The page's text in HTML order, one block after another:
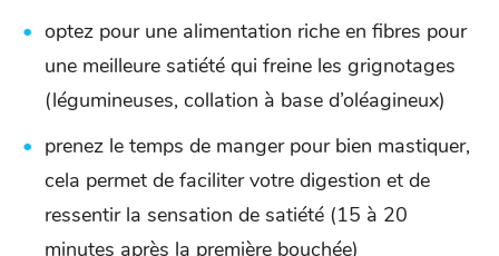
optez pour une alimentation riche en fibres pour
une meilleure satiété qui freine les grignotages
(légumineuses, collation à base d’oléagineux)
prenez le temps de manger pour bien mastiquer,
cela permet de faciliter votre digestion et de
ressentir la sensation de satiété (15 à 20
minutes après la première bouchée)